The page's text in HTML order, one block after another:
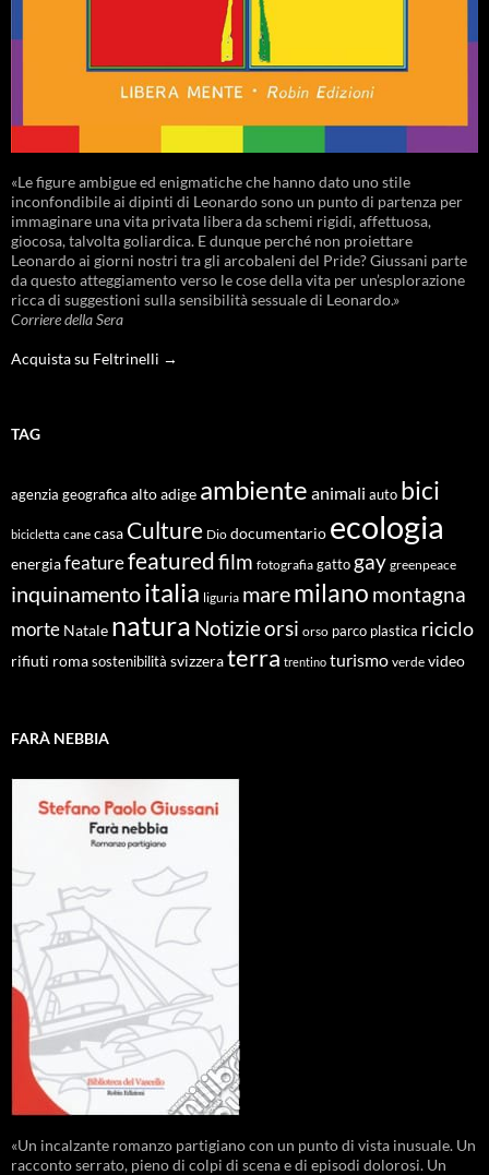
«Le figure ambigue ed enigmatiche che hanno dato uno stile
inconfondibile ai dipinti di Leonardo sono un punto di partenza per
immaginare una vita privata libera da schemi rigidi, affettuosa,
giocosa, talvolta goliardica. E dunque perché non proiettare
Leonardo ai giorni nostri tra gli arcobaleni del Pride? Giussani parte
da questo atteggiamento verso le cose della vita per un’esplorazione
ricca di suggestioni sulla sensibilità sessuale di Leonardo.»
Corriere della Sera
Acquista su Feltrinelli →
TAG
agenzia geografica alto adige ambiente animali auto bici
bicicletta cane casa Culture Dio documentario ecologia
energiafeaturefeaturedfilm fotografia gatto gay greenpeace
inquinamentoitalia liguria maremilano montagna
morte Natale natura Notizieorsi orso parco plastica riciclo
rifiuti roma sostenibilità svizzeraterra trentino turismo verde video
FARÀ NEBBIA
«Un incalzante romanzo partigiano con un punto di vista inusuale. Un
racconto serrato, pieno di colpi di scena e di episodi dolorosi. Un